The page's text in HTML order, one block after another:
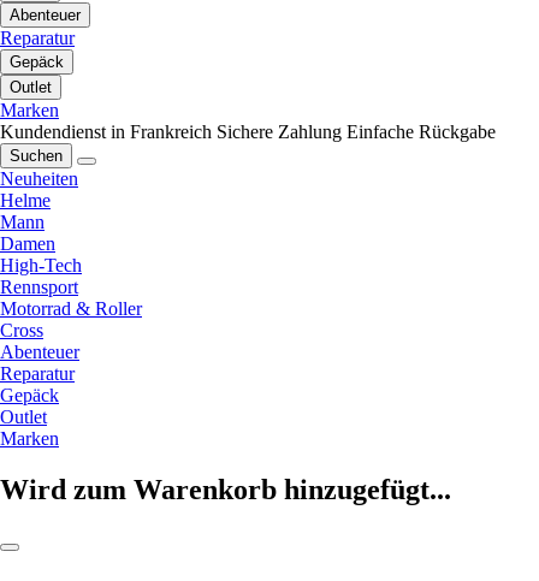
Abenteuer
Reparatur
Gepäck
Outlet
Marken
Kundendienst in Frankreich Sichere Zahlung Einfache Rückgabe
Suchen
Neuheiten
Helme
Mann
Damen
High-Tech
Rennsport
Motorrad & Roller
Cross
Abenteuer
Reparatur
Gepäck
Outlet
Marken
Wird zum Warenkorb hinzugefügt...